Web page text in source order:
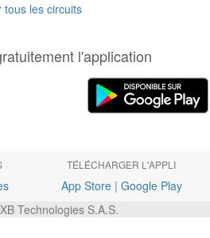
tous les circuits
l'application
TÉLÉCHARGER L'APPLI
App Store| Google Play
Technologies S.A.S.